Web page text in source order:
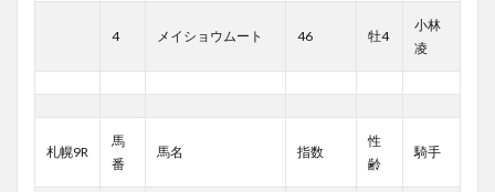
4 メイショウムート 46 牡4
小林
凌
札幌9R
馬
番
馬名 指数
性
齢
騎手